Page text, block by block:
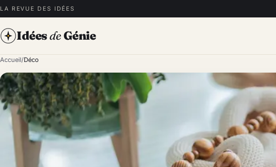
LA REVUE DES IDÉES
IdéesdeGénie
Accueil/Déco